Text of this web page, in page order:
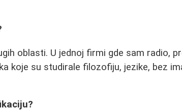
oblasti. U jednoj firmi gde sam radio,
koje su studirale filozofiju, jezike, bez